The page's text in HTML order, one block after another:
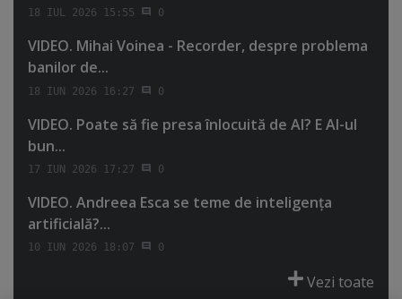
18 IUL 2026 15:55 0
VIDEO. Mihai Voinea - Recorder, despre problema
banilor de...
18 IUN 2026 16:27 0
VIDEO. Poate să fie presa înlocuită de AI? E AI-ul
bun...
17 IUN 2026 17:27 0
VIDEO. Andreea Esca se teme de inteligenţa
artificială?...
10 IUN 2026 18:07 0
Vezi toate